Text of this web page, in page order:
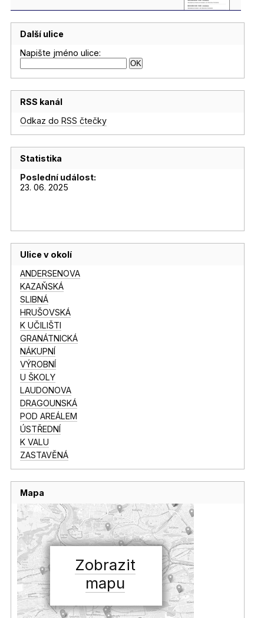
Další ulice
Napište jméno ulice:
RSS kanál
Odkaz do RSS čtečky
Statistika
Poslední událost:
23. 06. 2025
Ulice v okolí
ANDERSENOVA
KAZAŇSKÁ
SLIBNÁ
HRUŠOVSKÁ
K UČILIŠTI
GRANÁTNICKÁ
NÁKUPNÍ
VÝROBNÍ
U ŠKOLY
LAUDONOVA
DRAGOUNSKÁ
POD AREÁLEM
ÚSTŘEDNÍ
K VALU
ZASTAVĚNÁ
Mapa
Zobrazit
mapu